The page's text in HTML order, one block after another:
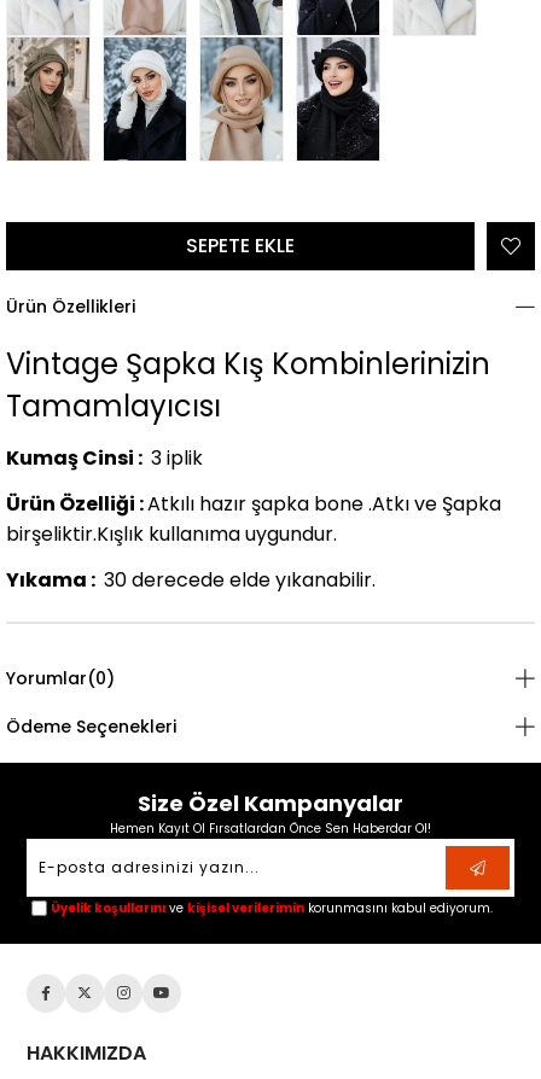
Ürün Özellikleri
Vintage Şapka Kış Kombinlerinizin
Tamamlayıcısı
Kumaş Cinsi : 3 iplik
Ürün Özelliği :Atkılı hazır şapka bone .Atkı ve Şapka
birşeliktir.Kışlık kullanıma uygundur.
Yıkama : 30 derecede elde yıkanabilir.
Yorumlar(0)
Ödeme Seçenekleri
Size Özel Kampanyalar
Hemen Kayıt Ol Fırsatlardan Önce Sen Haberdar Ol!
Üyelik koşullarını ve kişisel verilerimin korunmasını kabul ediyorum.
HAKKIMIZDA